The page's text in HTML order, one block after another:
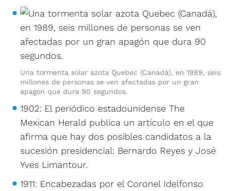
Una tormenta solar azota Quebec (Canadá), en 1989, seis
millones de personas se ven afectadas por un gran
apagón que dura 90 segundos.
1902: El periódico estadounidense The
Mexican Herald publica un artículo en el que
afirma que hay dos posibles candidatos a la
sucesión presidencial: Bernardo Reyes y José
Yves Limantour.
1911: Encabezadas por el Coronel Idelfonso